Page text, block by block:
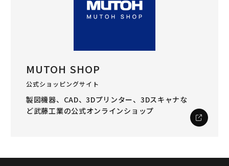
MUTOH SHOP
公式ショッピングサイト
製図機器、CAD、3Dプリンター、3Dスキャナな
ど武藤工業の公式オンラインショップ